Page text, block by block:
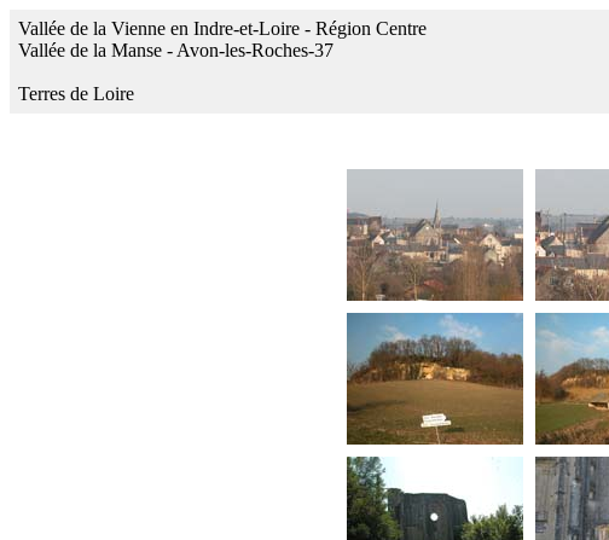
Vallée de la Vienne en Indre-et-Loire - Région Centre
Vallée de la Manse - Avon-les-Roches-37
Terres de Loire